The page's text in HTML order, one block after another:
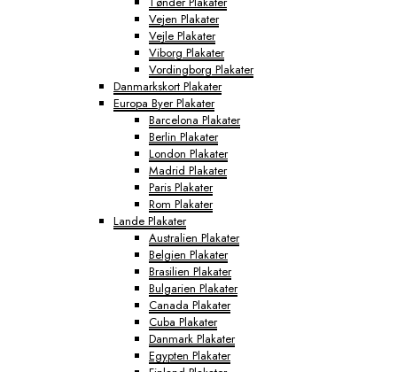
Vejen Plakater
Vejle Plakater
Viborg Plakater
Vordingborg Plakater
Danmarkskort Plakater
Europa Byer Plakater
Barcelona Plakater
Berlin Plakater
London Plakater
Madrid Plakater
Paris Plakater
Rom Plakater
Lande Plakater
Australien Plakater
Belgien Plakater
Brasilien Plakater
Bulgarien Plakater
Canada Plakater
Cuba Plakater
Danmark Plakater
Egypten Plakater